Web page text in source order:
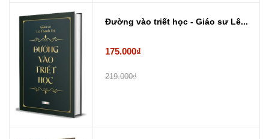
Đường vào triết học - Giáo sư Lê...
175.000₫
219.000₫